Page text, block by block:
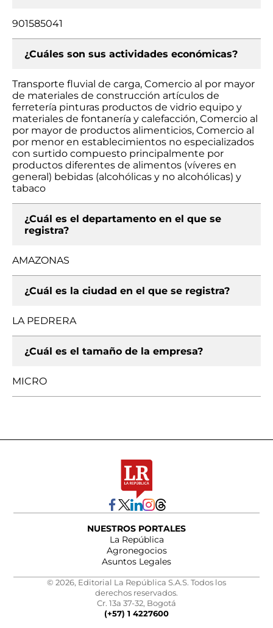
901585041
¿Cuáles son sus actividades económicas?
Transporte fluvial de carga, Comercio al por mayor
de materiales de construcción artículos de
ferretería pinturas productos de vidrio equipo y
materiales de fontanería y calefacción, Comercio al
por mayor de productos alimenticios, Comercio al
por menor en establecimientos no especializados
con surtido compuesto principalmente por
productos diferentes de alimentos (víveres en
general) bebidas (alcohólicas y no alcohólicas) y
tabaco
¿Cuál es el departamento en el que se
registra?
AMAZONAS
¿Cuál es la ciudad en el que se registra?
LA PEDRERA
¿Cuál es el tamaño de la empresa?
MICRO
NUESTROS PORTALES
La República
Agronegocios
Asuntos Legales
© 2026, Editorial La República S.A.S. Todos los
derechos reservados.
Cr. 13a 37-32, Bogotá
(+57) 1 4227600